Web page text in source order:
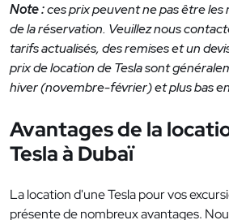
Note :ces prix peuvent ne pas être
de la réservation. Veuillez nous
tarifs actualisés, des remises et un
prix de location de Tesla sont
hiver (novembre-février) et plus bas
Avantages de la
Tesla à Dubaï
La location d'une Tesla pour vos
présente de nombreux avantages.